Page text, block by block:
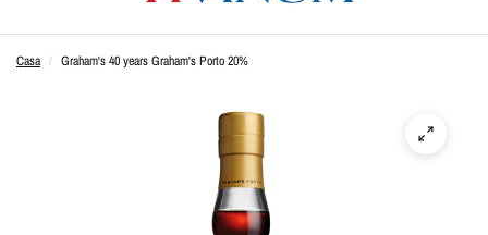
Casa / Graham's 40 years Graham's Porto 20%